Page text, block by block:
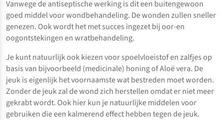
Vanwege de antiseptische werking is dit een buitengewoon
goed middel voor wondbehandeling. De wonden zullen sneller
genezen. Ook wordt het met succes ingezet bij oor-en
oogontstekingen en wratbehandeling.
Je kunt natuurlijk ook kiezen voor spoelvloeistof en zalfjes op
basis van bijvoorbeeld (medicinale) honing of Aloë vera. De
jeuk is eigenlijk het voornaamste wat bestreden moet worden.
Zonder de jeuk zal de wond zich herstellen omdat er niet meer
gekrabt wordt. Ook hier kun je natuurlijke middelen voor
gebruiken die een kalmerend effect hebben tegen de jeuk.